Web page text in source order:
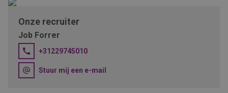
Onze recruiter
Job Forrer
+31229745010
Stuur mij een e-mail